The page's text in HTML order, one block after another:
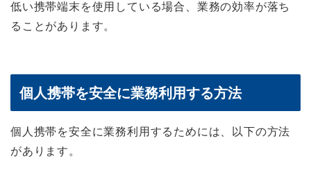
低い携帯端末を使用している場合、業務の効率が落ち
ることがあります。
個人携帯を安全に業務利用する方法
個人携帯を安全に業務利用するためには、以下の方法
があります。